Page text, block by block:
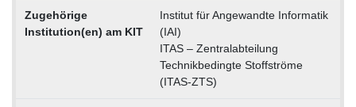
Zugehörige
Institution(en) am KIT
Institut für Angewandte Informatik
(IAI)
ITAS – Zentralabteilung
Technikbedingte Stoffströme
(ITAS-ZTS)